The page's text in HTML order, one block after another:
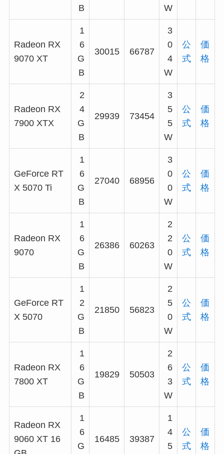
B
W
Radeon RX
9070 XT
1
6
G
B
30015 66787
3
0
4
W
公
式
価
格
Radeon RX
7900 XTX
2
4
G
B
29939 73454
3
5
5
W
公
式
価
格
GeForce RT
X 5070 Ti
1
6
G
B
27040 68956
3
0
0
W
公
式
価
格
Radeon RX
9070
1
6
G
B
26386 60263
2
2
0
W
公
式
価
格
GeForce RT
X 5070
1
2
G
B
21850 56823
2
5
0
W
公
式
価
格
Radeon RX
7800 XT
1
6
G
B
19829 50503
2
6
3
W
公
式
価
格
Radeon RX
9060 XT 16
1
6
G
16485 39387
1
4
5
公
式
価
格